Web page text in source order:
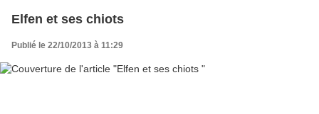
Elfen et ses chiots
Publié le 22/10/2013 à 11:29